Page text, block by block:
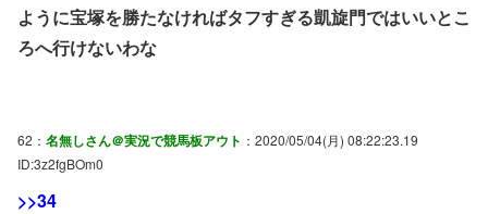
ように宝塚を勝たなければタフすぎる凱旋門ではいいとこ
ろへ行けないわな
62： 名無しさん＠実況で競馬板アウト ：2020/05/04(月) 08:22:23.19
ID:3z2fgBOm0
>>34